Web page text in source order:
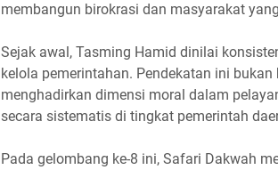
membangun birokrasi dan masyarakat
Sejak awal, Tasming Hamid dinilai
kelola pemerintahan. Pendekatan ini
menghadirkan dimensi moral dalam
secara sistematis di tingkat pemerintah
Pada gelombang ke-8 ini, Safari Dakwah